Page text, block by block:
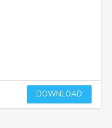
DOWNLOAD